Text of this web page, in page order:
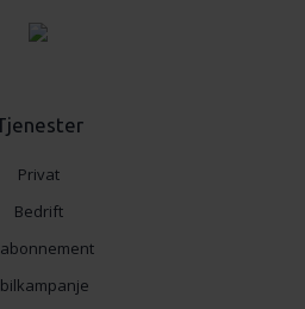
Privat
Bedrift